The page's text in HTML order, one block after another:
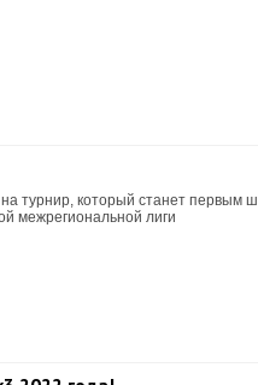
турнир, который станет первым
межрегиональной лиги